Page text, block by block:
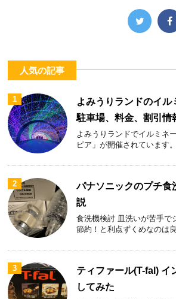
人気の記事
1
よみうりランドのイ
駐車場、料金、割引情
よみうりランドでイルミネ
ピア」が開催されています
2
パナソニックのプチ
説
食洗機検討 皿洗いが苦手で
節約！と利点ずくめなのは
3
ティファール(T-fal) イ
してみた